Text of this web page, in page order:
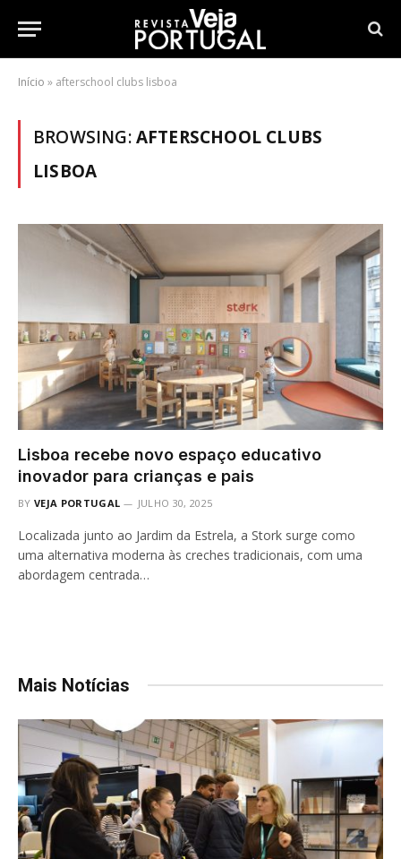
Início » afterschool clubs lisboa
BROWSING:AFTERSCHOOL CLUBS
LISBOA
Lisboa recebe novo espaço educativo
inovador para crianças e pais
BY VEJA PORTUGAL JULHO 30, 2025
Localizada junto ao Jardim da Estrela, a Stork surge como
uma alternativa moderna às creches tradicionais, com uma
abordagem centrada…
Mais Notícias